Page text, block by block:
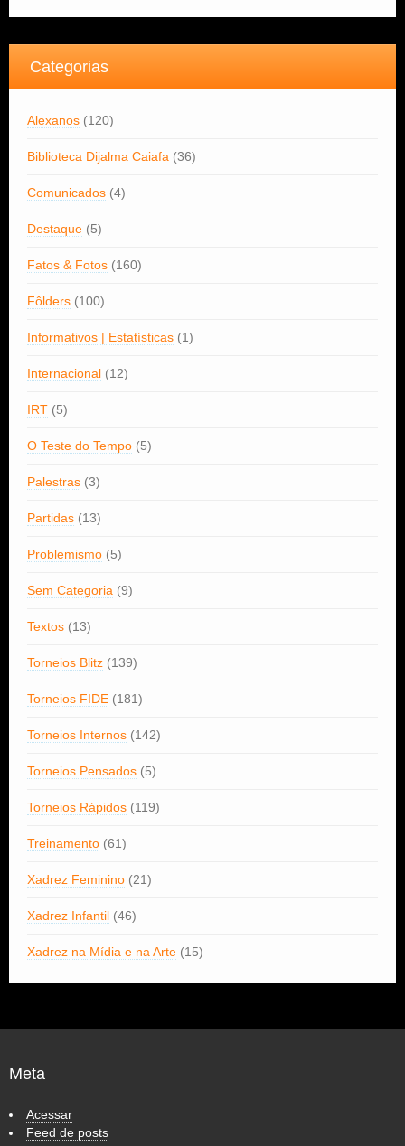
Categorias
Alexanos (120)
Biblioteca Dijalma Caiafa (36)
Comunicados (4)
Destaque (5)
Fatos & Fotos (160)
Fôlders (100)
Informativos | Estatísticas (1)
Internacional (12)
IRT (5)
O Teste do Tempo (5)
Palestras (3)
Partidas (13)
Problemismo (5)
Sem Categoria (9)
Textos (13)
Torneios Blitz (139)
Torneios FIDE (181)
Torneios Internos (142)
Torneios Pensados (5)
Torneios Rápidos (119)
Treinamento (61)
Xadrez Feminino (21)
Xadrez Infantil (46)
Xadrez na Mídia e na Arte (15)
Meta
Acessar
Feed de posts